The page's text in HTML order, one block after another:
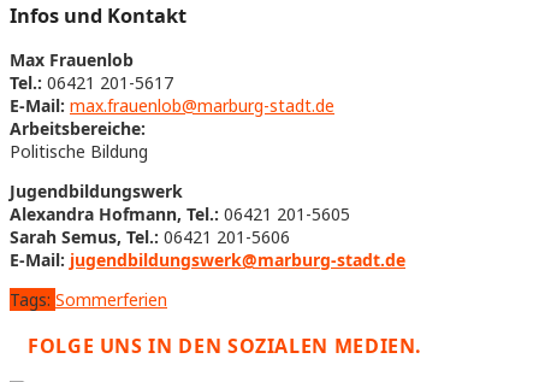
Infos und Kontakt
Max Frauenlob
Tel.: 06421 201-5617
E-Mail: max.frauenlob@marburg-stadt.de
Arbeitsbereiche:
Politische Bildung
Jugendbildungswerk
Alexandra Hofmann, Tel.: 06421 201-5605
Sarah Semus, Tel.: 06421 201-5606
E-Mail: jugendbildungswerk@marburg-stadt.de
Tags: Sommerferien
FOLGE UNS IN DEN SOZIALEN MEDIEN.